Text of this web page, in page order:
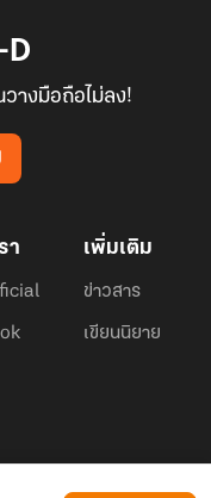
D
างมือถือไม่ลง!
า เพิ่มเติม
ข่าวสาร
เขียนนิยาย